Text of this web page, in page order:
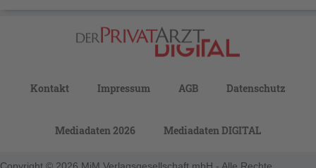
Kontakt Impressum AGB Datenschutz
Mediadaten 2026 Mediadaten DIGITAL